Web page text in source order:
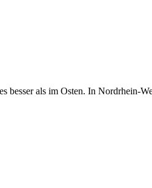
besser als im Osten. In Nordrhein-